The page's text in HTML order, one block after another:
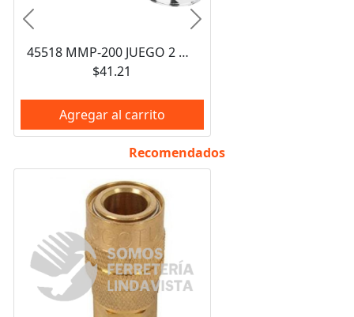
45518 MMP-200 JUEGO 2 MANERALES PALANCA PARA MEZCLADORAS PLASTICAS BASIC FOSET
$41.21
Agregar al carrito
Anterior Siguiente
Recomendados